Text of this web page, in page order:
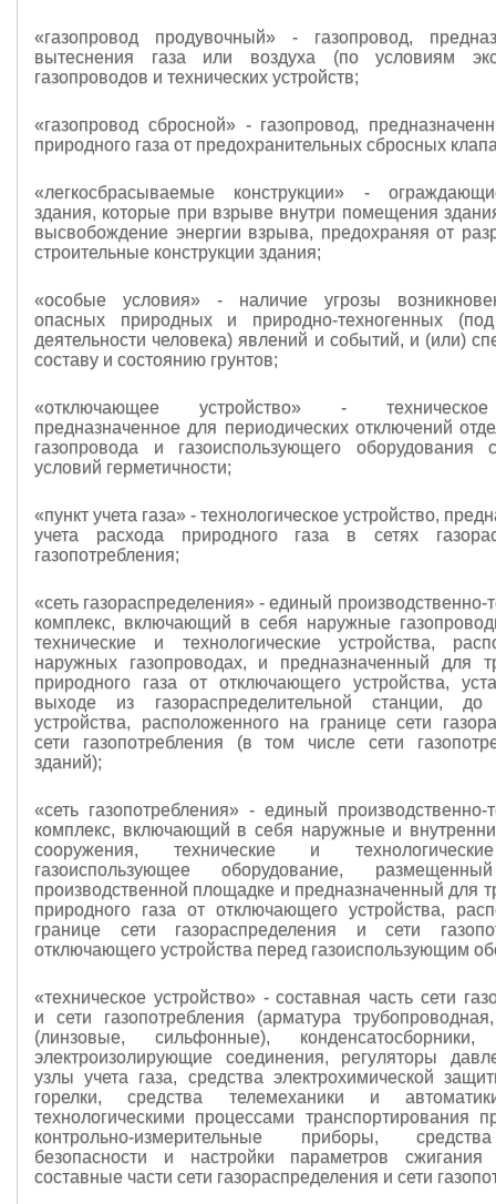
«газопровод продувочный» - газопровод,
вытеснения газа или воздуха (по условиям
газопроводов и технических устройств;
«газопровод сбросной» - газопровод,
природного газа от предохранительных сбросных
«легкосбрасываемые конструкции» -
здания, которые при взрыве внутри помещения
высвобождение энергии взрыва, предохраняя от
строительные конструкции здания;
«особые условия» - наличие угрозы
опасных природных и природно-техногенных
деятельности человека) явлений и событий, и (или)
составу и состоянию грунтов;
«отключающее устройство» - техническое
предназначенное для периодических отключений
газопровода и газоиспользующего оборудования
условий герметичности;
«пункт учета газа» - технологическое устройство,
учета расхода природного газа в сетях
газопотребления;
«сеть газораспределения» - единый производственно-
комплекс, включающий в себя наружные
технические и технологические устройства,
наружных газопроводах, и предназначенный для
природного газа от отключающего устройства,
выходе из газораспределительной станции, до
устройства, расположенного на границе сети
сети газопотребления (в том числе сети
зданий);
«сеть газопотребления» - единый производственно-
комплекс, включающий в себя наружные и
сооружения, технические и
газоиспользующее оборудование,
производственной площадке и предназначенный для
природного газа от отключающего устройства,
границе сети газораспределения и сети
отключающего устройства перед газоиспользующим
«техническое устройство» - составная часть сети
и сети газопотребления (арматура
(линзовые, сильфонные), конденсатосборники,
электроизолирующие соединения, регуляторы
узлы учета газа, средства электрохимической
горелки, средства телемеханики и
технологическими процессами транспортирования
контрольно-измерительные приборы,
безопасности и настройки параметров
составные части сети газораспределения и сети